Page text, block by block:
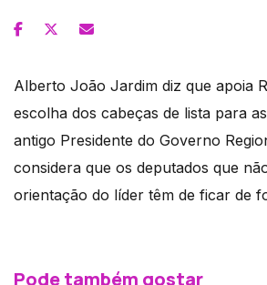
Alberto João Jardim diz que apoia
escolha dos cabeças de lista para
antigo Presidente do Governo
considera que os deputados que
orientação do líder têm de ficar de
Pode também gostar